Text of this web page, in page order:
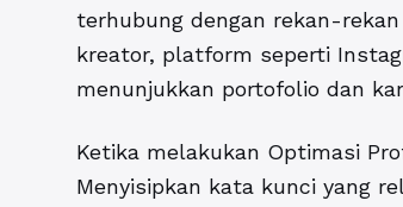
terhubung dengan rekan-
kreator, platform seperti
menunjukkan portofolio dan
Ketika melakukan Optimasi
Menyisipkan kata kunci yang